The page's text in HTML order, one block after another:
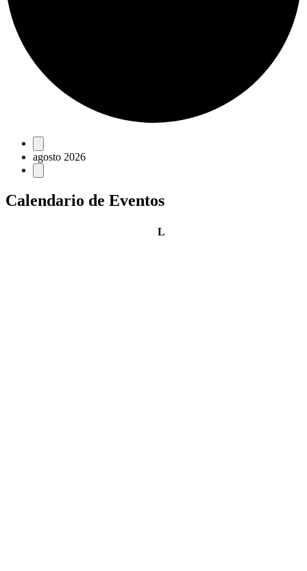
Eventos
agosto 2026
Calendario de Eventos
Llunes